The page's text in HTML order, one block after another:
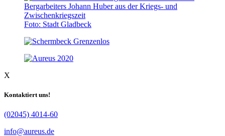
Foto: Stadt Gladbeck
X
Kontaktiert uns!
(02045) 4014-60
info@aureus.de